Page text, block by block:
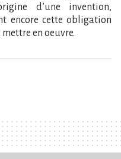
d’une invention,
encore cette obligation
en oeuvre.